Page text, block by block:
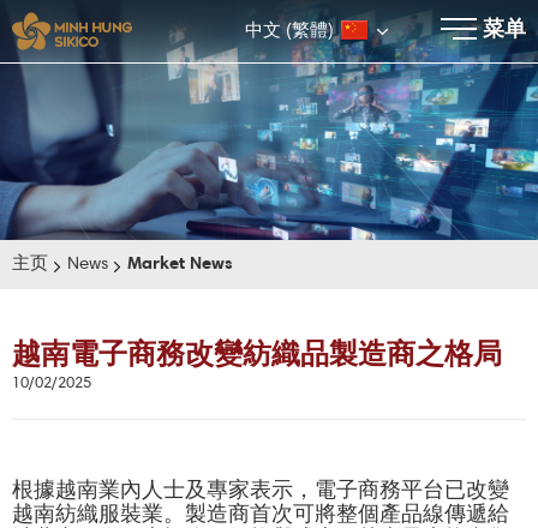
中文 (繁體) 菜单
×
主页 News Market News
越南電子商務改變紡織品製造商之格局
10/02/2025
根據越南業內人士及專家表示，電子商務平台已改變
越南紡織服裝業。製造商首次可將整個產品線傳遞給